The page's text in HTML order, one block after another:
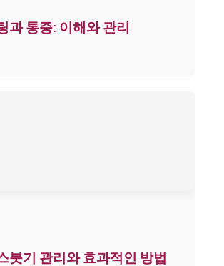
과 통증: 이해와 관리
붓기 관리와 효과적인 방법